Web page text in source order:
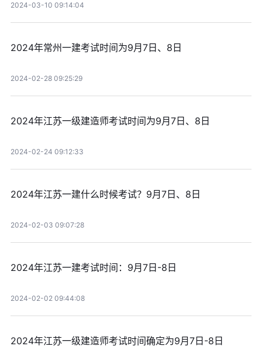
2024-03-10 09:14:04
2024年常州一建考试时间为9月7日、8日
2024-02-28 09:25:29
2024年江苏一级建造师考试时间为9月7日、8日
2024-02-24 09:12:33
2024年江苏一建什么时候考试？9月7日、8日
2024-02-03 09:07:28
2024年江苏一建考试时间：9月7日-8日
2024-02-02 09:44:08
2024年江苏一级建造师考试时间确定为9月7日-8日